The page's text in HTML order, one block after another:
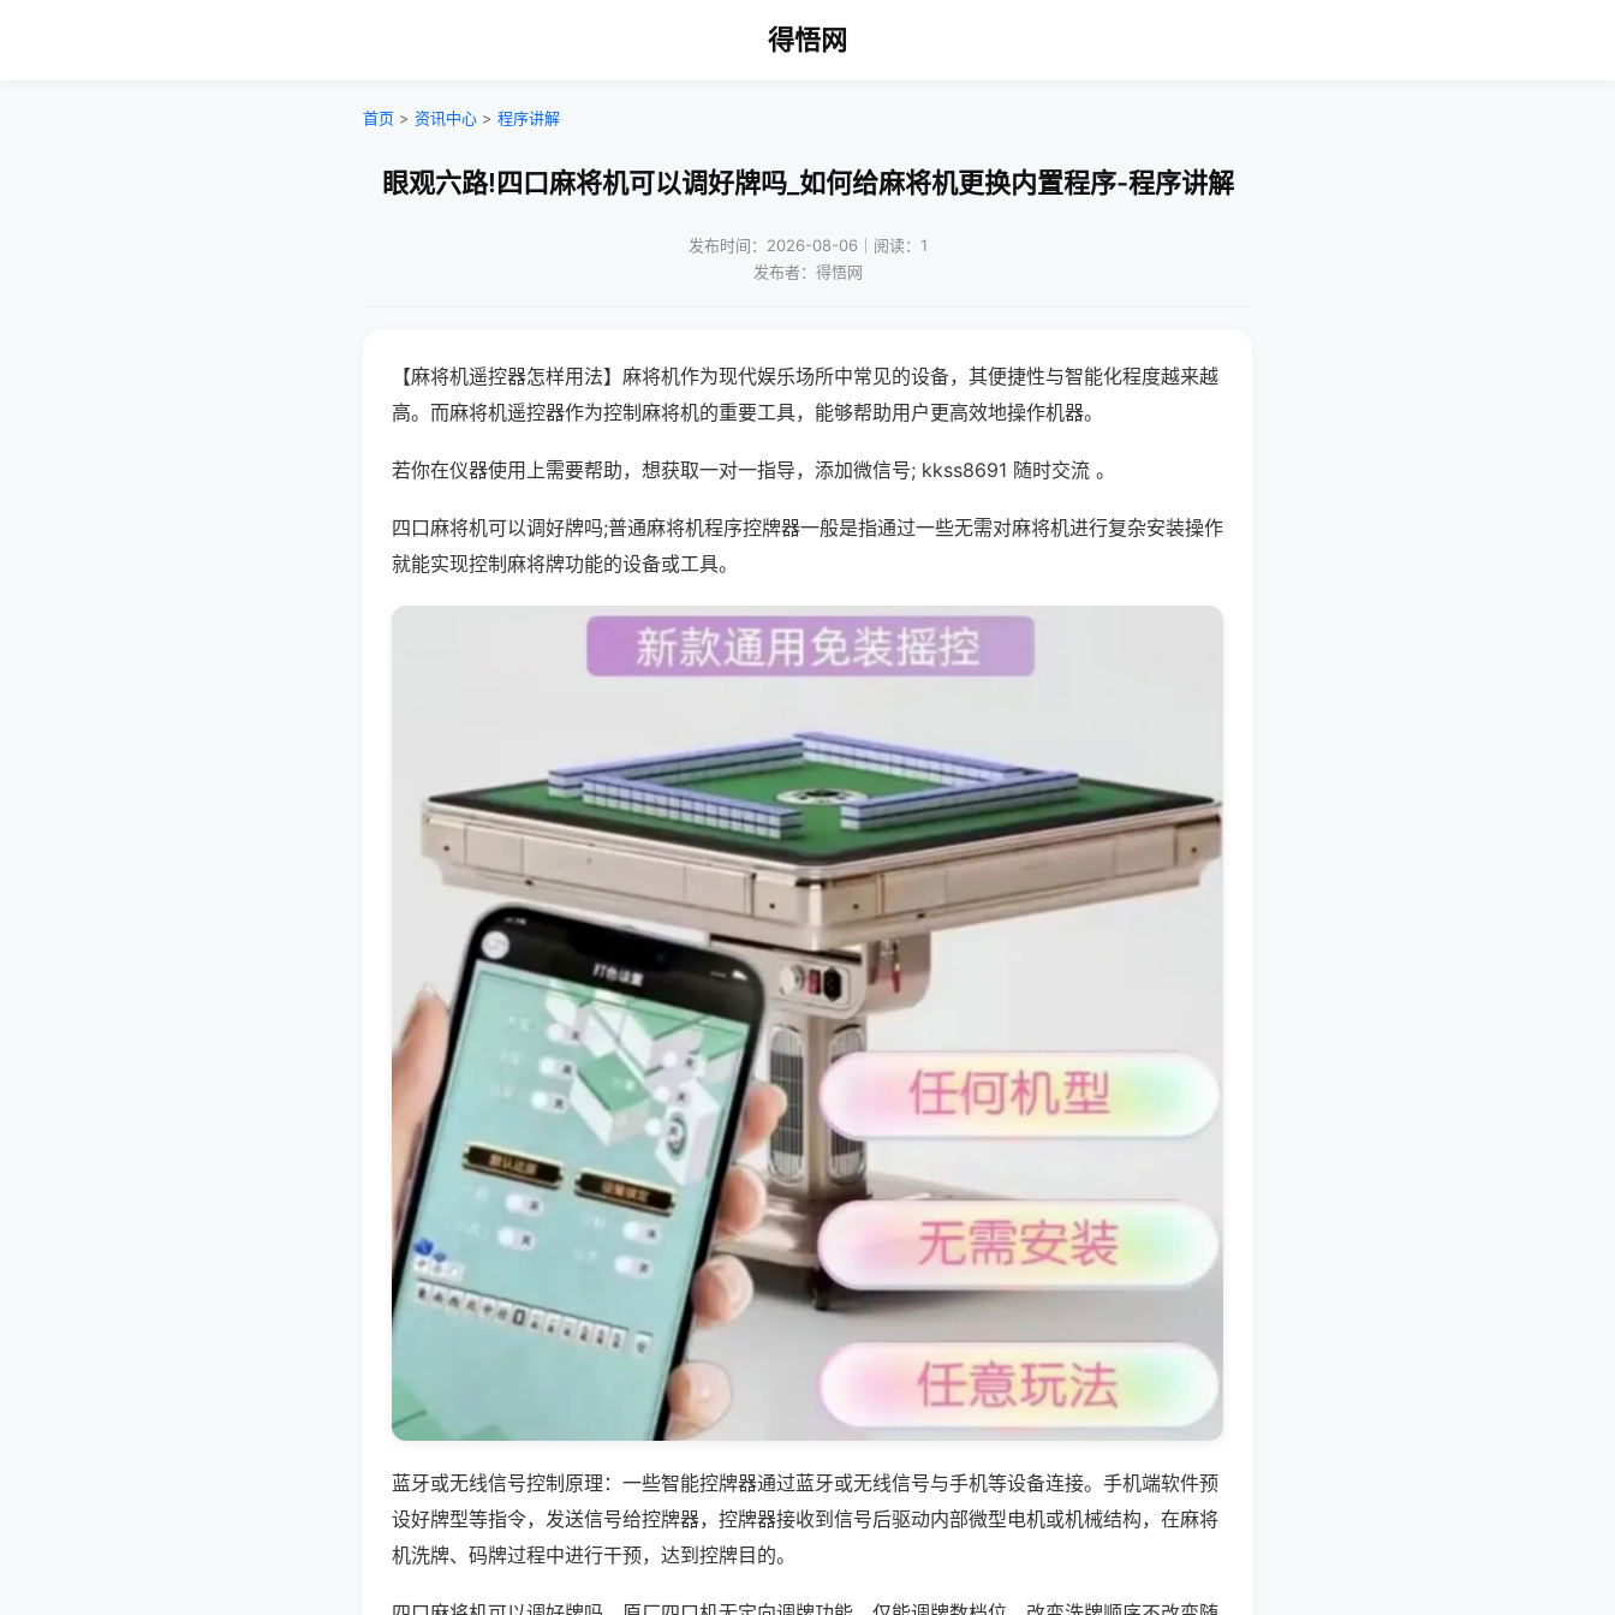
得悟网
首页 > 资讯中心 > 程序讲解
眼观六路!四口麻将机可以调好牌吗_如何给麻将机更换内置程序-程序讲解
发布时间：2026-08-06｜阅读：1
发布者：得悟网
【麻将机遥控器怎样用法】麻将机作为现代娱乐场所中常见的设备，其便捷性与智能化程度越来越
高。而麻将机遥控器作为控制麻将机的重要工具，能够帮助用户更高效地操作机器。
若你在仪器使用上需要帮助，想获取一对一指导，添加微信号; kkss8691 随时交流 。
四口麻将机可以调好牌吗;普通麻将机程序控牌器一般是指通过一些无需对麻将机进行复杂安装操作
就能实现控制麻将牌功能的设备或工具。
蓝牙或无线信号控制原理：一些智能控牌器通过蓝牙或无线信号与手机等设备连接。手机端软件预
设好牌型等指令，发送信号给控牌器，控牌器接收到信号后驱动内部微型电机或机械结构，在麻将
机洗牌、码牌过程中进行干预，达到控牌目的。